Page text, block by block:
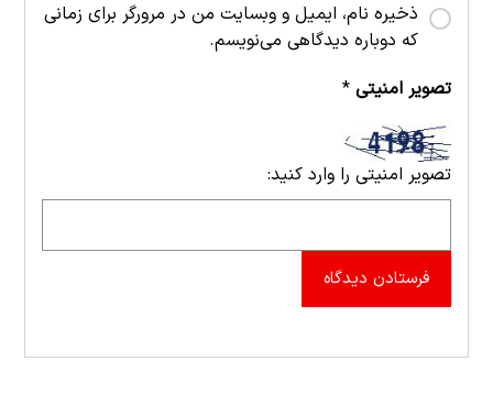
ذخیره نام، ایمیل و وبسایت من در مرورگر برای زمانی
که دوباره دیدگاهی می‌نویسم.
تصویر امنیتی*
تصویر امنیتی را وارد کنید:
فرستادن دیدگاه